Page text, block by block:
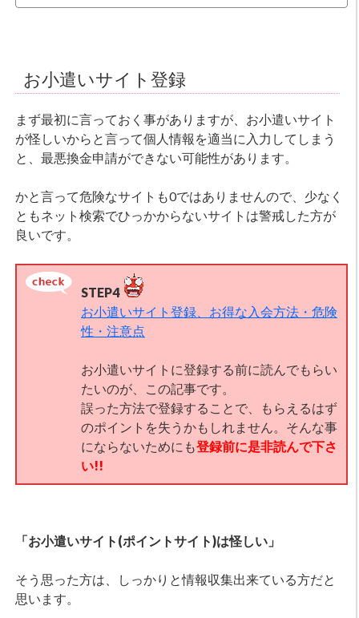
お小遣いサイト登録
まず最初に言っておく事がありますが、お小遣いサイト
が怪しいからと言って個人情報を適当に入力してしまう
と、最悪換金申請ができない可能性があります。
かと言って危険なサイトも0ではありませんので、少なく
ともネット検索でひっかからないサイトは警戒した方が
良いです。
STEP4
お小遣いサイト登録、お得な入会方法・危険
性・注意点
お小遣いサイトに登録する前に読んでもらい
たいのが、この記事です。
誤った方法で登録することで、もらえるはず
のポイントを失うかもしれません。そんな事
にならないためにも登録前に是非読んで下さ
い!!
「お小遣いサイト(ポイントサイト)は怪しい」
そう思った方は、しっかりと情報収集出来ている方だと
思います。